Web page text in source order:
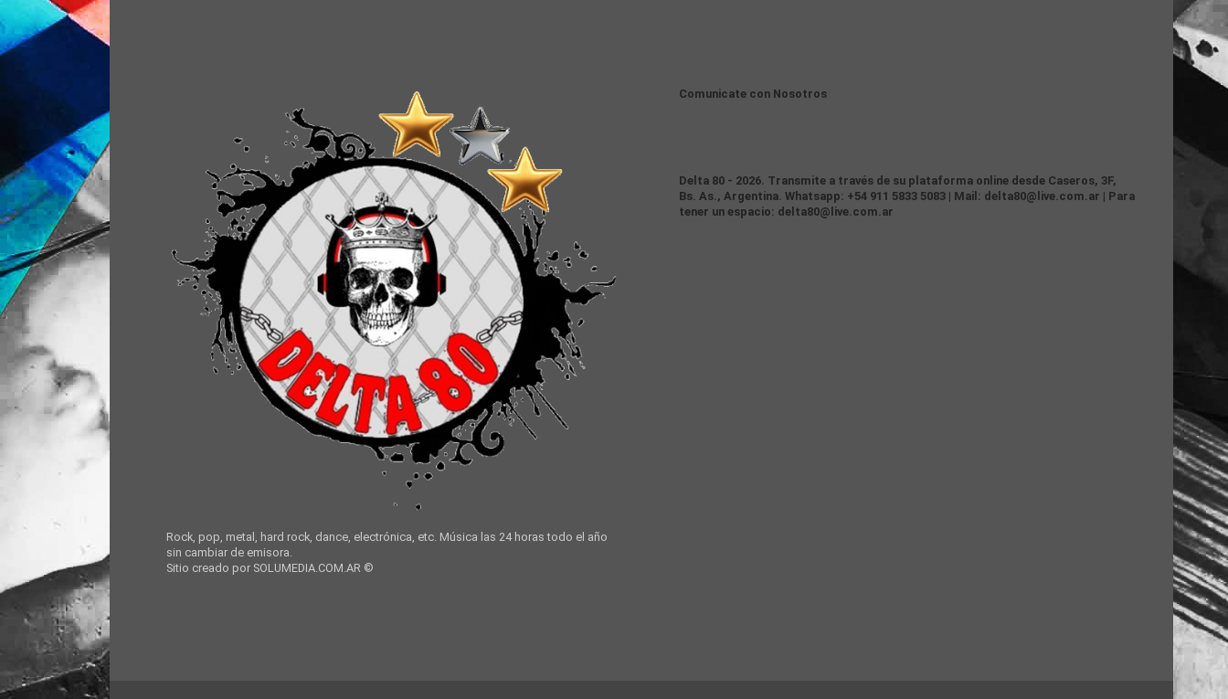
Rock, pop, metal, hard rock, dance, electrónica, etc. Música las 24 horas todo el año
sin cambiar de emisora.
Sitio creado por SOLUMEDIA.COM.AR ©
Comunicate con Nosotros
Delta 80 - 2026. Transmite a través de su plataforma online desde Caseros, 3F,
Bs. As., Argentina. Whatsapp: +54 911 5833 5083 | Mail: delta80@live.com.ar | Para
tener un espacio: delta80@live.com.ar